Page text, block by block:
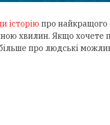
історію про найкращого
хвилин. Якщо хочете
про людські